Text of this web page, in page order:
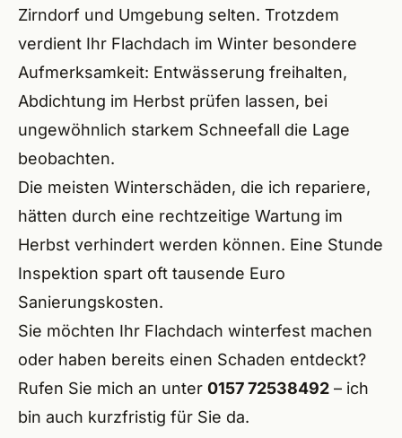
Zirndorf und Umgebung selten. Trotzdem
verdient Ihr Flachdach im Winter besondere
Aufmerksamkeit: Entwässerung freihalten,
Abdichtung im Herbst prüfen lassen, bei
ungewöhnlich starkem Schneefall die Lage
beobachten.
Die meisten Winterschäden, die ich repariere,
hätten durch eine rechtzeitige Wartung im
Herbst verhindert werden können. Eine Stunde
Inspektion spart oft tausende Euro
Sanierungskosten.
Sie möchten Ihr Flachdach winterfest machen
oder haben bereits einen Schaden entdeckt?
Rufen Sie mich an unter 0157 72538492 – ich
bin auch kurzfristig für Sie da.